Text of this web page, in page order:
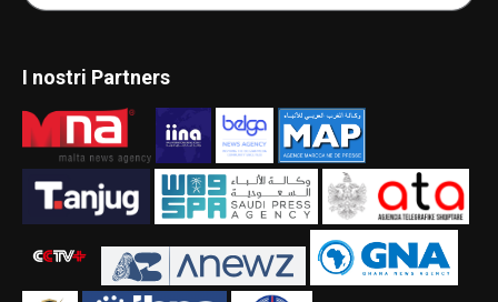
I nostri Partners